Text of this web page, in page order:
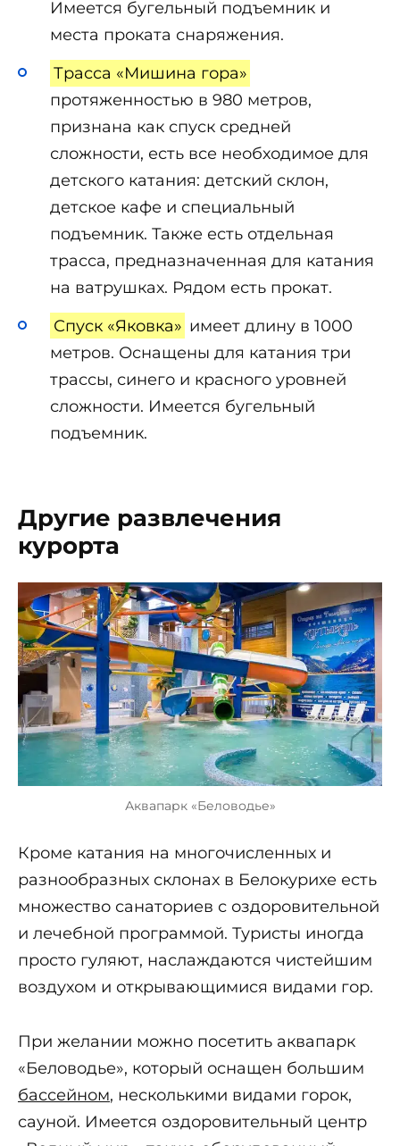
Имеется бугельный подъемник и
места проката снаряжения.
Трасса «Мишина гора»
протяженностью в 980 метров,
признана как спуск средней
сложности, есть все необходимое для
детского катания: детский склон,
детское кафе и специальный
подъемник. Также есть отдельная
трасса, предназначенная для катания
на ватрушках. Рядом есть прокат.
Спуск «Яковка» имеет длину в 1000
метров. Оснащены для катания три
трассы, синего и красного уровней
сложности. Имеется бугельный
подъемник.
Другие развлечения
курорта
Аквапарк «Беловодье»
Кроме катания на многочисленных и
разнообразных склонах в Белокурихе есть
множество санаториев с оздоровительной
и лечебной программой. Туристы иногда
просто гуляют, наслаждаются чистейшим
воздухом и открывающимися видами гор.
При желании можно посетить аквапарк
«Беловодье», который оснащен большим
бассейном, несколькими видами горок,
сауной. Имеется оздоровительный центр